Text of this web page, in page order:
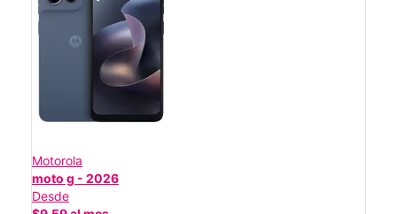
Motorola
moto g - 2026
Desde